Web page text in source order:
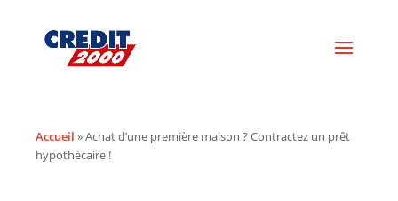
Accueil »Achat d’une première maison ? Contractez un prêt
hypothécaire !